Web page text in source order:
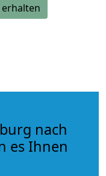
nach
es Ihnen